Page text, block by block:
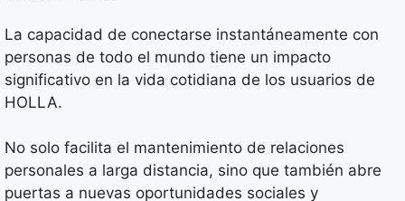
La capacidad de conectarse instantáneamente con
personas de todo el mundo tiene un impacto
significativo en la vida cotidiana de los usuarios de
HOLLA.
No solo facilita el mantenimiento de relaciones
personales a larga distancia, sino que también abre
puertas a nuevas oportunidades sociales y